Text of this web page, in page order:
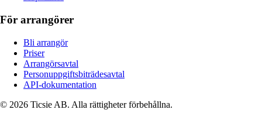
För arrangörer
Bli arrangör
Priser
Arrangörsavtal
Personuppgiftsbiträdesavtal
API-dokumentation
© 2026 Ticsie AB. Alla rättigheter förbehållna.